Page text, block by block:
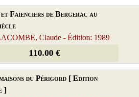
et Faïenciers de Bergerac au
Claude - Édition: 1989
110.00 €
du Périgord [ Edition
]